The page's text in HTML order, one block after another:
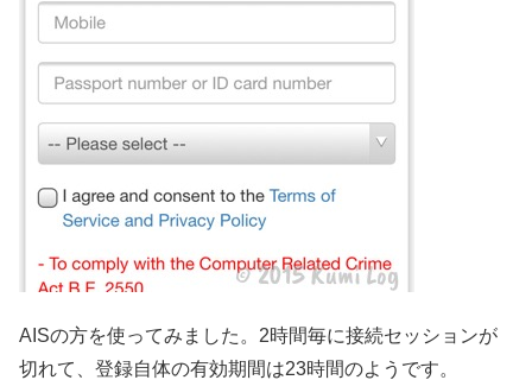
AISの方を使ってみました。2時間毎に接続セッションが
切れて、登録自体の有効期間は23時間のようです。